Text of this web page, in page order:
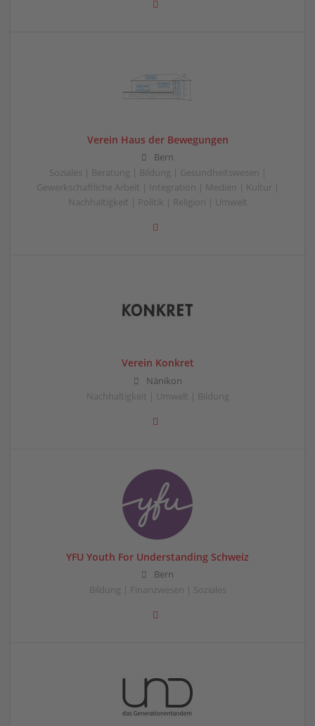
Verein Haus der Bewegungen
Bern
Soziales | Beratung | Bildung | Gesundheitswesen |
Gewerkschaftliche Arbeit | Integration | Medien | Kultur |
Nachhaltigkeit | Politik | Religion | Umwelt
Verein Konkret
Nänikon
Nachhaltigkeit | Umwelt | Bildung
YFU Youth For Understanding Schweiz
Bern
Bildung | Finanzwesen | Soziales